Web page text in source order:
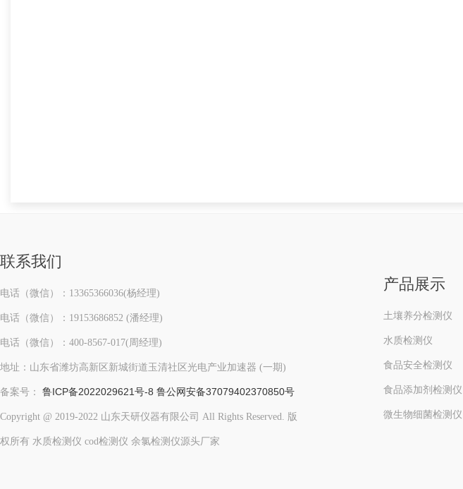
联系我们
电话（微信）：13365366036(杨经理)
电话（微信）：19153686852 (潘经理)
电话（微信）：400-8567-017(周经理)
地址：山东省潍坊高新区新城街道玉清社区光电产业加速器 (一期)
备案号： 鲁ICP备2022029621号-8 鲁公网安备37079402370850号
Copyright @ 2019-2022 山东天研仪器有限公司 All Rights Reserved. 版
权所有 水质检测仪 cod检测仪 余氯检测仪源头厂家
产品展示
土壤养分检测仪
水质检测仪
食品安全检测仪
食品添加剂检测仪
微生物细菌检测仪